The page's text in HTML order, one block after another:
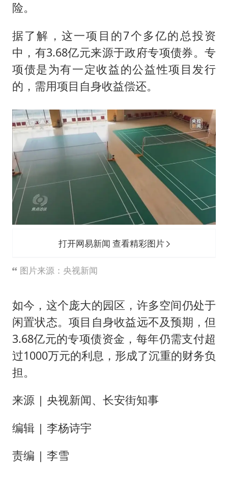
险。
据了解，这一项目的7个多亿的总投资
中，有3.68亿元来源于政府专项债券。专
项债是为有一定收益的公益性项目发行
的，需用项目自身收益偿还。
打开网易新闻 查看精彩图片
图片来源：央视新闻
如今，这个庞大的园区，许多空间仍处于
闲置状态。项目自身收益远不及预期，但
3.68亿元的专项债资金，每年仍需支付超
过1000万元的利息，形成了沉重的财务负
担。
来源 | 央视新闻、长安街知事
编辑 | 李杨诗宇
责编 | 李雪